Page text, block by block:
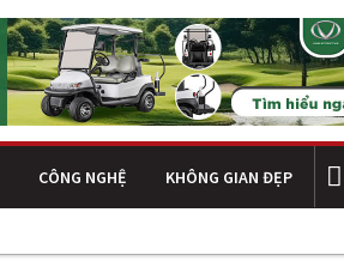
CÔNG NGHỆ KHÔNG GIAN ĐẸP